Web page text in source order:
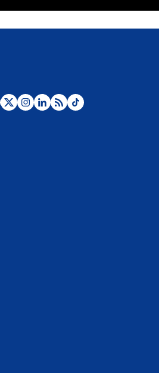
"No hubo fraude ni posibilidad de